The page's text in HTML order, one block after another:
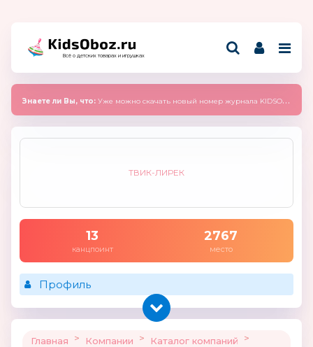
Всё о детских товарах и игрушках
Знаете ли Вы, что: Уже можно скачать новый номер журнала KIDSOBOZ 2025 (сентябрь)
ТВИК-ЛИРЕК
13
канцпоинт
2767
место
Профиль
Главная > Компании > Каталог компаний
>